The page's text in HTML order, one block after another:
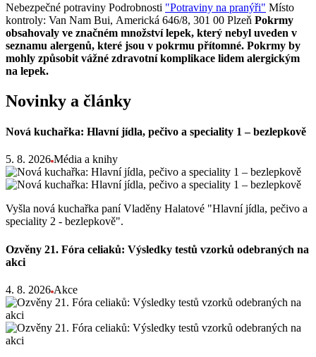
Nebezpečné potraviny Podrobnosti "Potraviny na pranýři" Místo
kontroly: Van Nam Bui, Americká 646/8, 301 00 Plzeň Pokrmy
obsahovaly ve značném množství lepek, který nebyl uveden v
seznamu alergenů, které jsou v pokrmu přítomné. Pokrmy by
mohly způsobit vážné zdravotní komplikace lidem alergickým
na lepek.
Novinky a články
Nová kuchařka: Hlavní jídla, pečivo a speciality 1 – bezlepkově
5. 8. 2026 Média a knihy
Vyšla nová kuchařka paní Vladěny Halatové "Hlavní jídla, pečivo a
speciality 2 - bezlepkově".
Ozvěny 21. Fóra celiaků: Výsledky testů vzorků odebraných na
akci
4. 8. 2026 Akce